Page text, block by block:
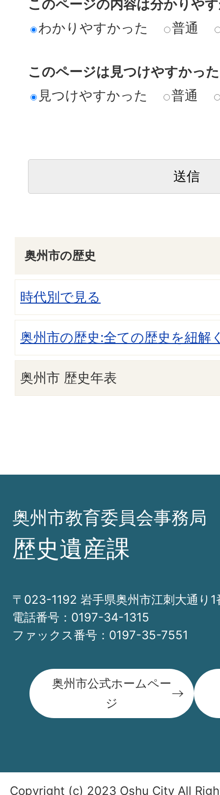
このページの内容は分かりや
わかりやすかった
普通
このページは見つけやすかっ
見つけやすかった
普通
奥州市の歴史
時代別で見る
奥州市の歴史:全ての歴史を紐解
奥州市 歴史年表
奥州市教育委員会事務局
歴史遺産課
〒023-1192 岩手県奥州市江刺大通り1
電話番号：0197-34-1315
ファックス番号：0197-35-7551
奥州市公式ホームペー
ジ
Copyright (c) 2023 Oshu City All